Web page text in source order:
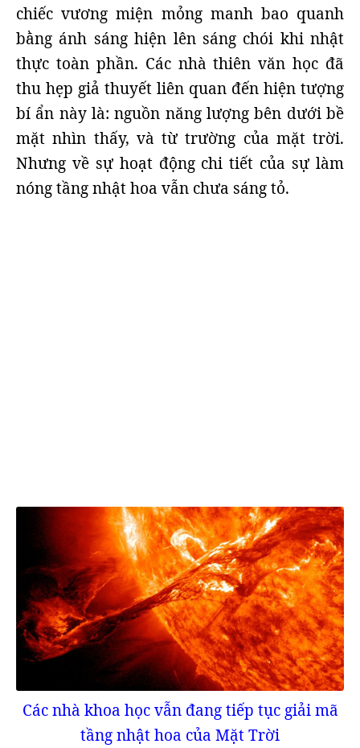
chiếc vương miện mỏng manh bao quanh
bằng ánh sáng hiện lên sáng chói khi nhật
thực toàn phần. Các nhà thiên văn học đã
thu hẹp giả thuyết liên quan đến hiện tượng
bí ẩn này là: nguồn năng lượng bên dưới bề
mặt nhìn thấy, và từ trường của mặt trời.
Nhưng về sự hoạt động chi tiết của sự làm
nóng tầng nhật hoa vẫn chưa sáng tỏ.
Các nhà khoa học vẫn đang tiếp tục giải mã
tầng nhật hoa của Mặt Trời